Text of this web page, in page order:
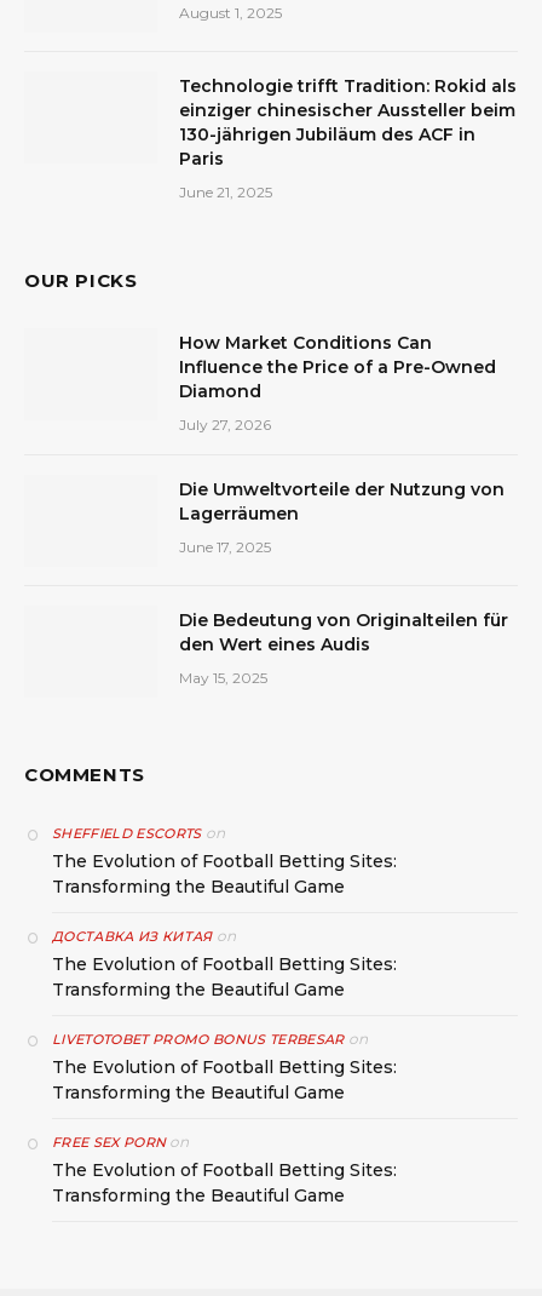
August 1, 2025
Technologie trifft Tradition: Rokid als
einziger chinesischer Aussteller beim
130-jährigen Jubiläum des ACF in
Paris
June 21, 2025
OUR PICKS
How Market Conditions Can
Influence the Price of a Pre-Owned
Diamond
July 27, 2026
Die Umweltvorteile der Nutzung von
Lagerräumen
June 17, 2025
Die Bedeutung von Originalteilen für
den Wert eines Audis
May 15, 2025
COMMENTS
SHEFFIELD ESCORTSon
The Evolution of Football Betting Sites:
Transforming the Beautiful Game
ДОСТАВКА ИЗ КИТАЯon
The Evolution of Football Betting Sites:
Transforming the Beautiful Game
LIVETOTOBET PROMO BONUS TERBESARon
The Evolution of Football Betting Sites:
Transforming the Beautiful Game
FREE SEX PORNon
The Evolution of Football Betting Sites:
Transforming the Beautiful Game